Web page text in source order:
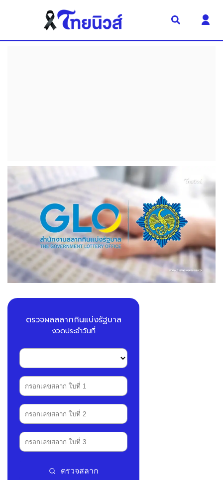
ตรวจผลสลากกินแบ่งรัฐบาล
งวดประจำวันที่
ตรวจสลาก